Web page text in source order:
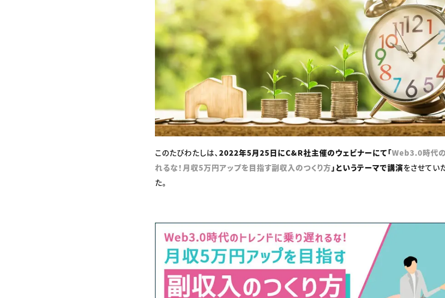
このたびわたしは、 2022年5月25日にC&R社主催のウェビナーにて「Web3.0時代
れるな！月収5万円アップを目指す副収入のつくり方」というテーマで講演をさせてい
た。